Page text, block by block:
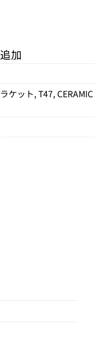
加
ケット, T47, CERAMIC